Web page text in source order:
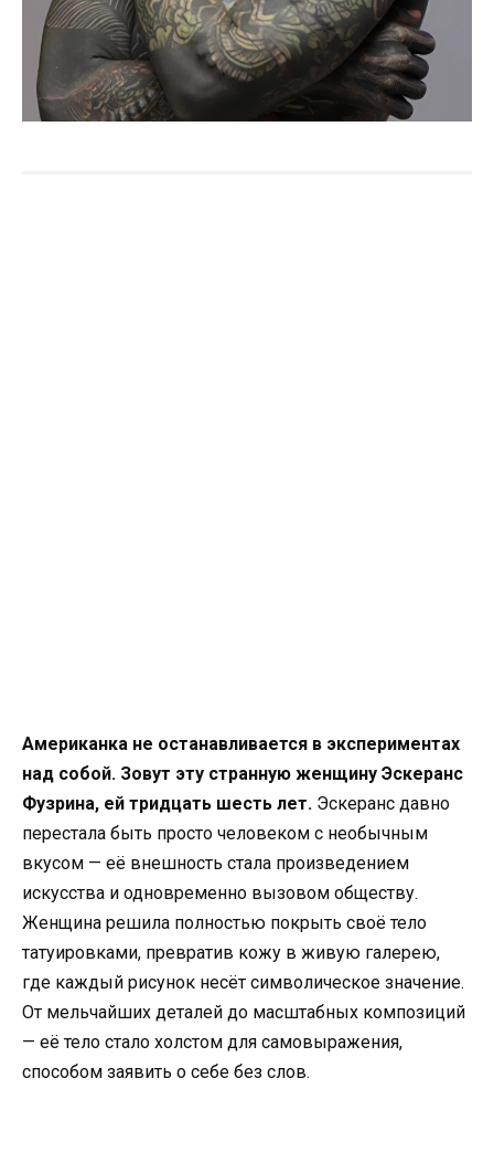
Американка не останавливается в экспериментах
над собой. Зовут эту странную женщину Эскеранс
Фузрина, ей тридцать шесть лет. Эскеранс давно
перестала быть просто человеком с необычным
вкусом — её внешность стала произведением
искусства и одновременно вызовом обществу.
Женщина решила полностью покрыть своё тело
татуировками, превратив кожу в живую галерею,
где каждый рисунок несёт символическое значение.
От мельчайших деталей до масштабных композиций
— её тело стало холстом для самовыражения,
способом заявить о себе без слов.